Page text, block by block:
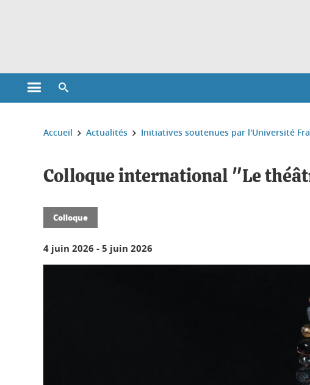
Ouvrir le menu principal
Vous êtes ici :
Accueil Actualités Initiatives soutenues par l'Université
Colloque international "Le
Colloque
4 juin 2026 -5 juin 2026